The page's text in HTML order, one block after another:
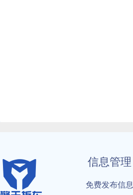
信息管理
免费发布信息